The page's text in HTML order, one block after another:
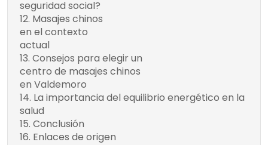
seguridad social?
Masajes chinos
en el contexto
actual
Tabla: Medidas de
seguridad en los centros de
Consejos para elegir un
centro de masajes chinos
en Valdemoro
2.
La importancia del equilibrio energético en la
salud
Conclusión
Enlaces de origen